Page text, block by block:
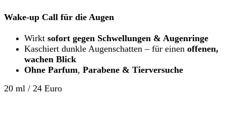
Wake-up Call für die Augen
Wirkt sofort gegen Schwellungen & Augenringe
Kaschiert dunkle Augenschatten – für einen offenen,
wachen Blick
Ohne Parfum, Parabene & Tierversuche
20 ml / 24 Euro